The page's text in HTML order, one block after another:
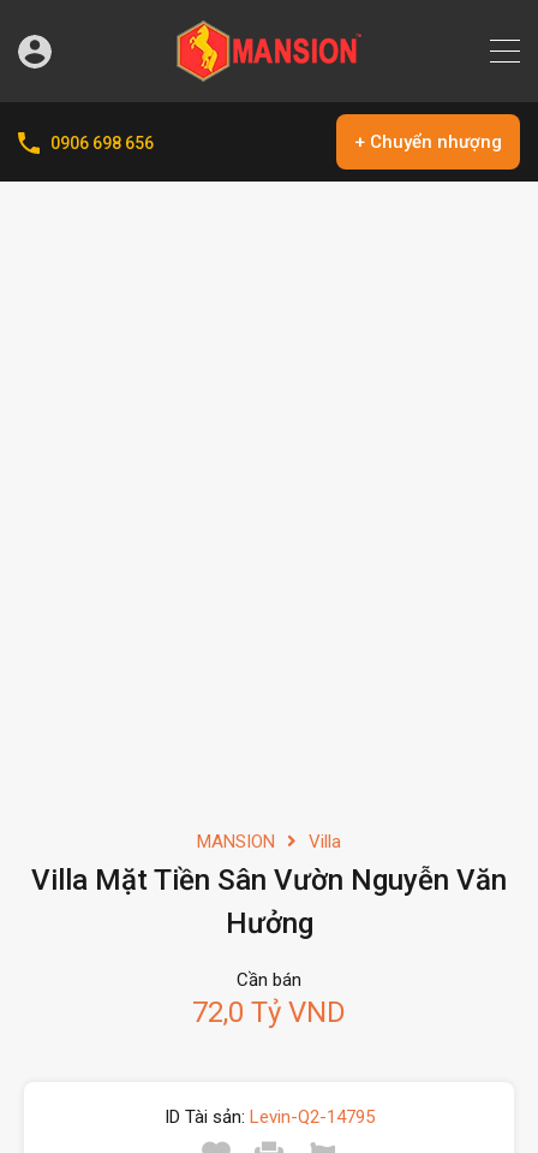
0906 698 656 + Chuyển nhượng
MANSION Villa
Villa Mặt Tiền Sân Vườn Nguyễn Văn
Hưởng
Cần bán
72,0 Tỷ VND
ID Tài sản: Levin-Q2-14795